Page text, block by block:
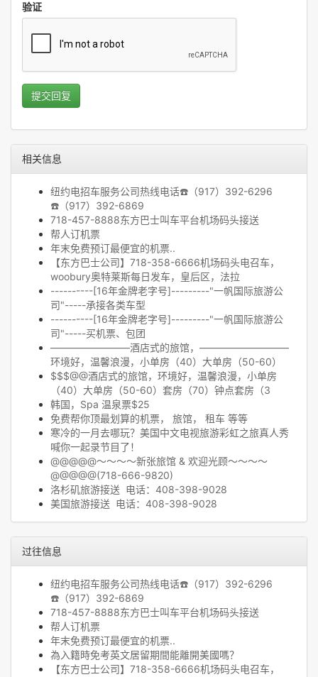
验证
提交回复
相关信息
纽约电招车服务公司热线电话☎️（917）392-6296
☎️（917）392-6869
718-457-8888东方巴士叫车平台机场码头接送
帮人订机票
年末免费预订最便宜的机票..
【东方巴士公司】718-358-6666机场码头电召车，
woobury奥特莱斯每日发车，皇后区，法拉
----------[16年金牌老字号]---------"一帆国际旅游公
司"-----承接各类车型
----------[16年金牌老字号]---------"一帆国际旅游公
司"-----买机票、包团
————————酒店式的旅馆，—————————
环境好，温馨浪漫，小单房（40）大单房（50-60）
$$$@@酒店式的旅馆，环境好，温馨浪漫，小单房
（40）大单房（50-60）套房（70）钟点套房（3
韩国，Spa 温泉票$25
免费帮你顶最划算的机票， 旅馆， 租车 等等
寒冷的一月去哪玩？美国中文电视旅游彩虹之旅真人秀
喊你一起录节目了！
@@@@@～～～～新张旅馆 & 欢迎光顾～～～～
@@@@@(718-666-9820)
洛杉矶旅游接送 电话：408-398-9028
美国旅游接送 电话：408-398-9028
过往信息
纽约电招车服务公司热线电话☎️（917）392-6296
☎️（917）392-6869
718-457-8888东方巴士叫车平台机场码头接送
帮人订机票
年末免费预订最便宜的机票..
為入籍時免考英文居留期間能離開美國嗎？
【东方巴士公司】718-358-6666机场码头电召车，